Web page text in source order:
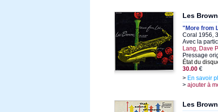
Les Brown
"More from
Coral 1956,
Avec la
Lang, Dave
Pressage
État du
30.00 €
> En savoir
> ajouter à
Les Brown